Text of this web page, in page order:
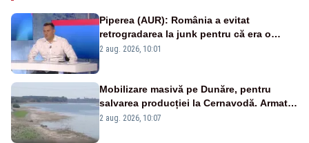
Piperea (AUR): România a evitat
retrogradarea la junk pentru că era o
catastrofă pentru bănci și fondurile de
2 aug. 2026, 10:01
Mobilizare masivă pe Dunăre, pentru
salvarea producției la Cernavodă. Armata
va detona o stâncă și va devia apa
2 aug. 2026, 10:07